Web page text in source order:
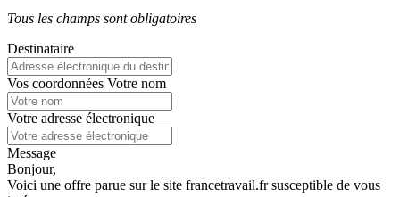
Tous les champs sont obligatoires
Destinataire
Vos coordonnées Votre nom
Votre adresse électronique
Message
Bonjour,
Voici une offre parue sur le site francetravail.fr susceptible de vous